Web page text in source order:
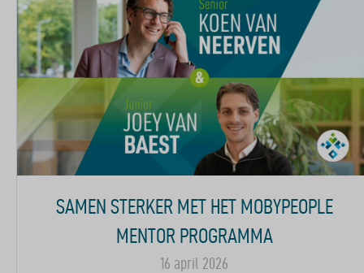
SAMEN STERKER MET HET MOBYPEOPLE
MENTOR PROGRAMMA
16 april 2026